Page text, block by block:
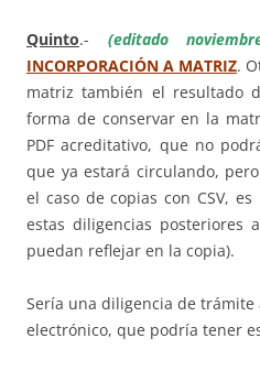
Quinto.- (editado
INCORPORACIÓN A MATRIZ.
matriz también el resultado
forma de conservar en la
PDF acreditativo, que no
que ya estará circulando,
el caso de copias con CSV,
estas diligencias posteriores
puedan reflejar en la copia).
Sería una diligencia de trámite
electrónico, que podría tener